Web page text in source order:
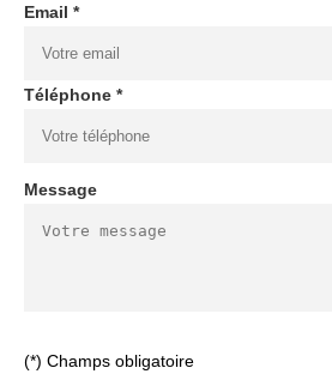
Email *
Téléphone *
Message
(*) Champs obligatoire